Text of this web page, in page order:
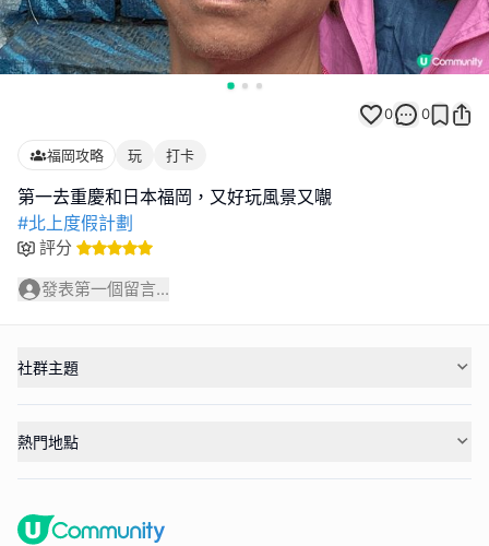
0 0
福岡攻略 玩 打卡
#北上度假計劃
評分
發表第一個留言...
社群主題
熱門地點